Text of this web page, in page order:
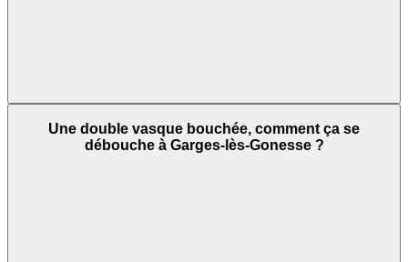
Une double vasque bouchée, comment ça se
débouche à Garges-lès-Gonesse ?